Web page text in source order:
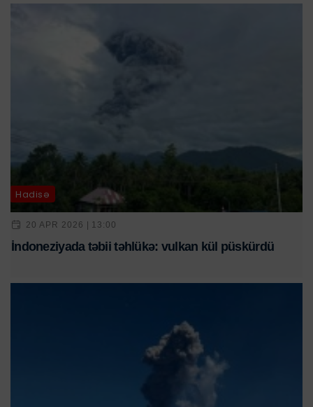
Hadisə
20 APR 2026 | 13:00
İndoneziyada təbii təhlükə: vulkan kül püskürdü